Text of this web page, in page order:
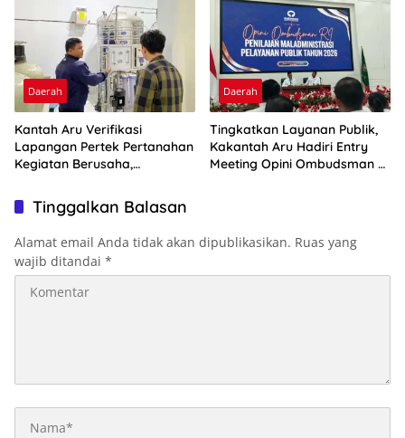
Daerah
Kantah Aru Verifikasi
Lapangan Pertek Pertanahan
Kegiatan Berusaha,
Daerah
Tingkatkan Layanan Publik,
Kakantah Aru Hadiri Entry
Meeting Opini Ombudsman RI
Tinggalkan Balasan
Alamat email Anda tidak akan dipublikasikan. Ruas yang
wajib ditandai *